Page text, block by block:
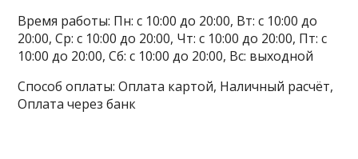
Время работы: Пн: с 10:00 до 20:00, Вт: с 10:00 до
20:00, Ср: с 10:00 до 20:00, Чт: с 10:00 до 20:00, Пт: с
10:00 до 20:00, Сб: с 10:00 до 20:00, Вс: выходной
Способ оплаты: Оплата картой, Наличный расчёт,
Оплата через банк